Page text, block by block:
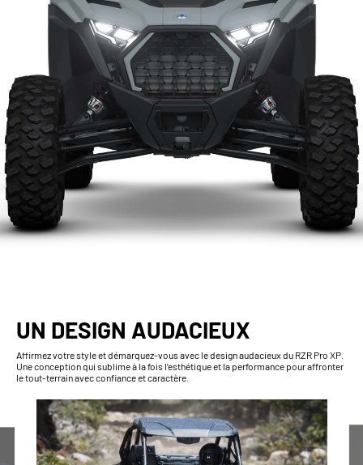
UN DESIGN AUDACIEUX
Affirmez votre style et démarquez-vous avec le design audacieux du RZR Pro XP.
Une conception qui sublime à la fois l’esthétique et la performance pour affronter
le tout-terrain avec confiance et caractère.